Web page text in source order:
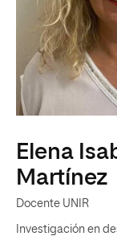
Elena
Martínez
Docente UNIR
Investigación en